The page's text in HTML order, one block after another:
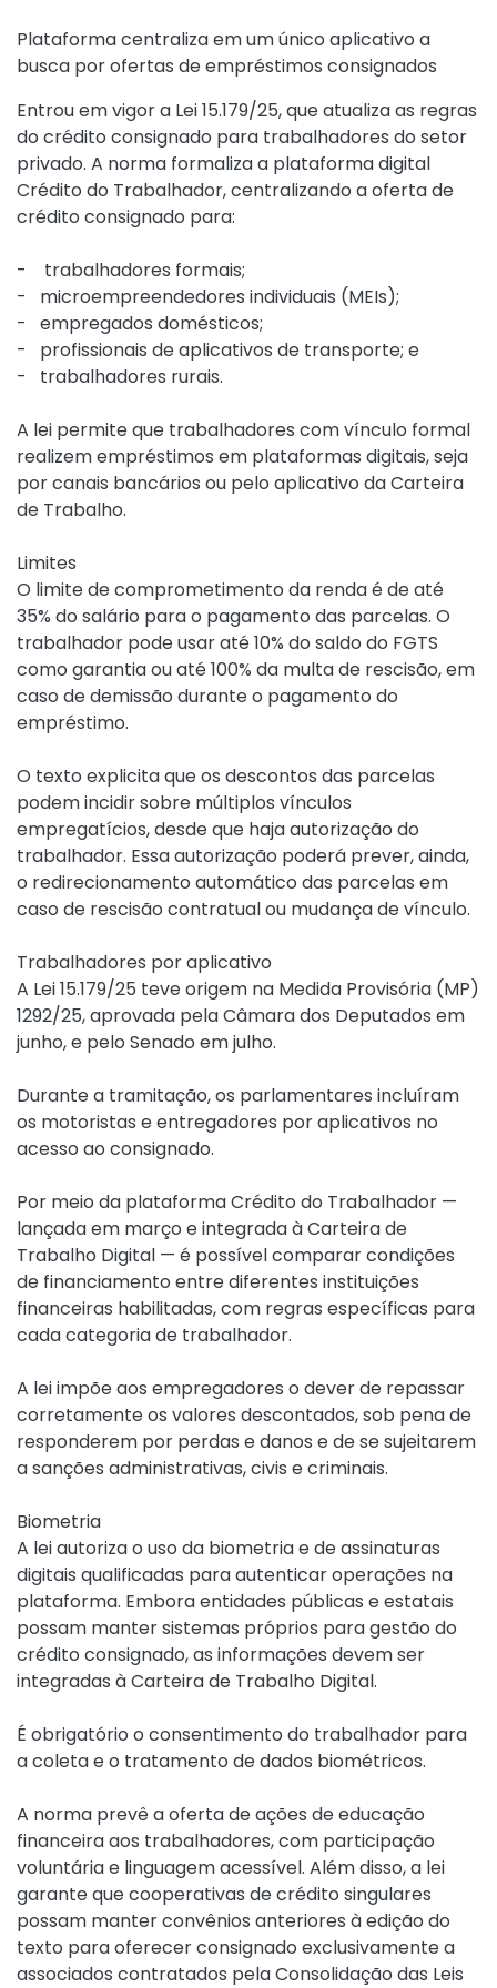
Plataforma centraliza em um único aplicativo a
busca por ofertas de empréstimos consignados
Entrou em vigor a Lei 15.179/25, que atualiza as regras
do crédito consignado para trabalhadores do setor
privado. A norma formaliza a plataforma digital
Crédito do Trabalhador, centralizando a oferta de
crédito consignado para:
- trabalhadores formais;
- microempreendedores individuais (MEIs);
- empregados domésticos;
- profissionais de aplicativos de transporte; e
- trabalhadores rurais.
A lei permite que trabalhadores com vínculo formal
realizem empréstimos em plataformas digitais, seja
por canais bancários ou pelo aplicativo da Carteira
de Trabalho.
Limites
O limite de comprometimento da renda é de até
35% do salário para o pagamento das parcelas. O
trabalhador pode usar até 10% do saldo do FGTS
como garantia ou até 100% da multa de rescisão, em
caso de demissão durante o pagamento do
empréstimo.
O texto explicita que os descontos das parcelas
podem incidir sobre múltiplos vínculos
empregatícios, desde que haja autorização do
trabalhador. Essa autorização poderá prever, ainda,
o redirecionamento automático das parcelas em
caso de rescisão contratual ou mudança de vínculo.
Trabalhadores por aplicativo
A Lei 15.179/25 teve origem na Medida Provisória (MP)
1292/25, aprovada pela Câmara dos Deputados em
junho, e pelo Senado em julho.
Durante a tramitação, os parlamentares incluíram
os motoristas e entregadores por aplicativos no
acesso ao consignado.
Por meio da plataforma Crédito do Trabalhador —
lançada em março e integrada à Carteira de
Trabalho Digital — é possível comparar condições
de financiamento entre diferentes instituições
financeiras habilitadas, com regras específicas para
cada categoria de trabalhador.
A lei impõe aos empregadores o dever de repassar
corretamente os valores descontados, sob pena de
responderem por perdas e danos e de se sujeitarem
a sanções administrativas, civis e criminais.
Biometria
A lei autoriza o uso da biometria e de assinaturas
digitais qualificadas para autenticar operações na
plataforma. Embora entidades públicas e estatais
possam manter sistemas próprios para gestão do
crédito consignado, as informações devem ser
integradas à Carteira de Trabalho Digital.
É obrigatório o consentimento do trabalhador para
a coleta e o tratamento de dados biométricos.
A norma prevê a oferta de ações de educação
financeira aos trabalhadores, com participação
voluntária e linguagem acessível. Além disso, a lei
garante que cooperativas de crédito singulares
possam manter convênios anteriores à edição do
texto para oferecer consignado exclusivamente a
associados contratados pela Consolidação das Leis